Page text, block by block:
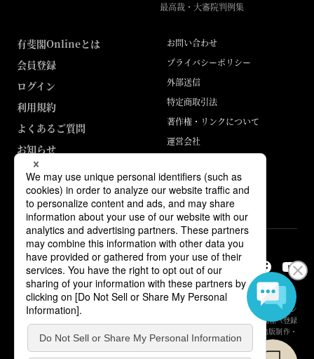
最高裁・大審院判例集
有斐閣Onlineとは
会員登録
ログイン
利用規約
よくあるご質問
お知らせ
お問い合わせ
プライバシーポリシー
外部送信
特定商取引法
著作権・リンクについて
運営会社
ABJマークは、この電子書店・電子書籍配信サービスが、著作権者からコン
テンツ使用許諾を得た正規版配信サービスであることを示す登録商標（登録
番号 第6091713号）です。詳しくは［ABJマーク］または［電子出版制作・
流通協議会］で検索してください。